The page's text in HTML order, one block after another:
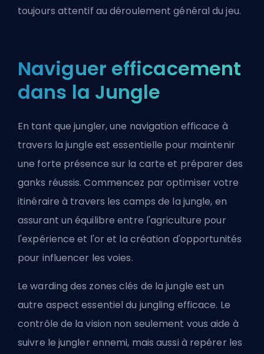
toujours attentif au déroulement général du jeu.
Naviguer efficacement
dans la Jungle
En tant quejungler, une navigation efficace à
travers la jungle est essentielle pour maintenir
une forte présence sur la carte et préparer des
ganks réussis. Commencez par optimiser votre
itinéraire à travers les camps de la jungle, en
assurant un équilibre entre l'agriculture pour
l'expérience et l'or et la création d'opportunités
pour influencer les voies.
Le warding des zones clés de la jungle est un
autre aspect essentiel du jungling efficace. Le
contrôle de la vision non seulement vous aide à
suivre le jungler ennemi, mais aussi à repérer les